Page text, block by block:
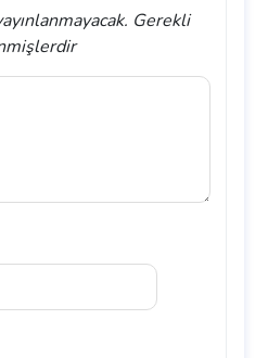
Gerekli